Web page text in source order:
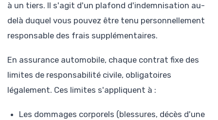
à un tiers. Il s'agit d'un plafond d'indemnisation au-
delà duquel vous pouvez être tenu personnellement
responsable des frais supplémentaires.
En assurance automobile, chaque contrat fixe des
limites de responsabilité civile, obligatoires
légalement. Ces limites s'appliquent à :
Les dommages corporels (blessures, décès d'une